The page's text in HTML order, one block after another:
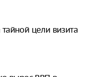
цели визита